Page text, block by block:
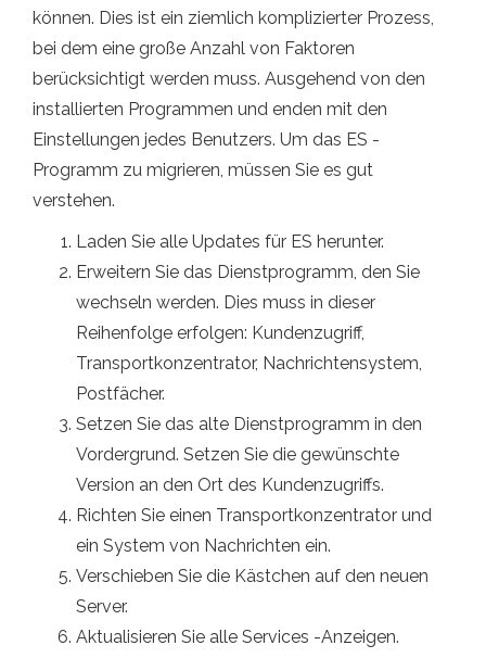
können. Dies ist ein ziemlich komplizierter Prozess,
bei dem eine große Anzahl von Faktoren
berücksichtigt werden muss. Ausgehend von den
installierten Programmen und enden mit den
Einstellungen jedes Benutzers. Um das ES -
Programm zu migrieren, müssen Sie es gut
verstehen.
Laden Sie alle Updates für ES herunter.
Erweitern Sie das Dienstprogramm, den Sie
wechseln werden. Dies muss in dieser
Reihenfolge erfolgen: Kundenzugriff,
Transportkonzentrator, Nachrichtensystem,
Postfächer.
Setzen Sie das alte Dienstprogramm in den
Vordergrund. Setzen Sie die gewünschte
Version an den Ort des Kundenzugriffs.
Richten Sie einen Transportkonzentrator und
ein System von Nachrichten ein.
Verschieben Sie die Kästchen auf den neuen
Server.
Aktualisieren Sie alle Services -Anzeigen.